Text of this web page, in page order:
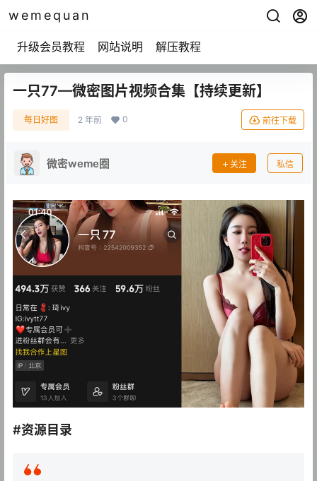
wemequan
升级会员教程 网站说明 解压教程
一只77—微密图片视频合集【持续更新】
每日好图 2 年前 0 前往下载
微密weme圈 关注 私信
#资源目录